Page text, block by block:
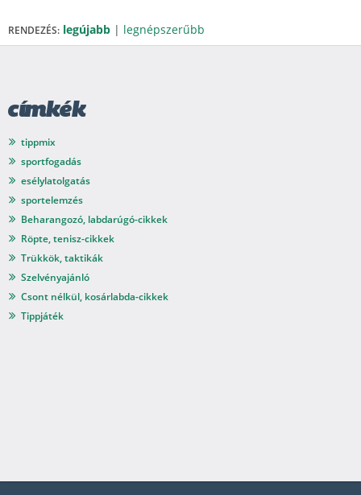
RENDEZÉS: legújabb | legnépszerűbb
címkék
tippmix
sportfogadás
esélylatolgatás
sportelemzés
Beharangozó, labdarúgó-cikkek
Röpte, tenisz-cikkek
Trükkök, taktikák
Szelvényajánló
Csont nélkül, kosárlabda-cikkek
Tippjáték